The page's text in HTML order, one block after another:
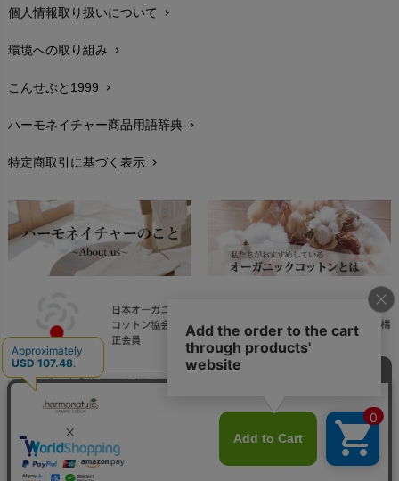
サイズ・寸法chevron_right
生地・素材chevron_right
お手入れについて
レビューを書こうchevron_right
返品交換chevron_right
FAXでのご注文
お問い合わせchevron_right
個人情報取り扱いについて chevron_right
環境への取り組み chevron_right
こんせぷと1999 chevron_right
ハーモネイチャー商品用語辞典 chevron_right
特定商取引に基づく表示 chevron_right